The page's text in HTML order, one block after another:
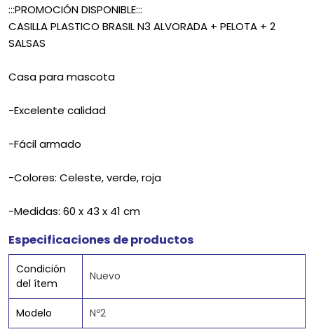
:::PROMOCIÓN DISPONIBLE:::
CASILLA PLASTICO BRASIL N3 ALVORADA + PELOTA + 2
SALSAS
Casa para mascota
-Excelente calidad
-Fácil armado
-Colores: Celeste, verde, roja
-Medidas: 60 x 43 x 41 cm
Especificaciones de productos
Condición
del ítem
Nuevo
Modelo Nº2